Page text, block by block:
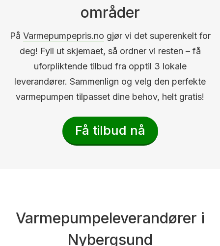
områder
På Varmepumpepris.no gjør vi det superenkelt for
deg! Fyll ut skjemaet, så ordner vi resten – få
uforpliktende tilbud fra opptil 3 lokale
leverandører. Sammenlign og velg den perfekte
varmepumpen tilpasset dine behov, helt gratis!
Få tilbud nå
Varmepumpeleverandører i
Nybergsund